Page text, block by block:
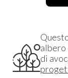
albero
di